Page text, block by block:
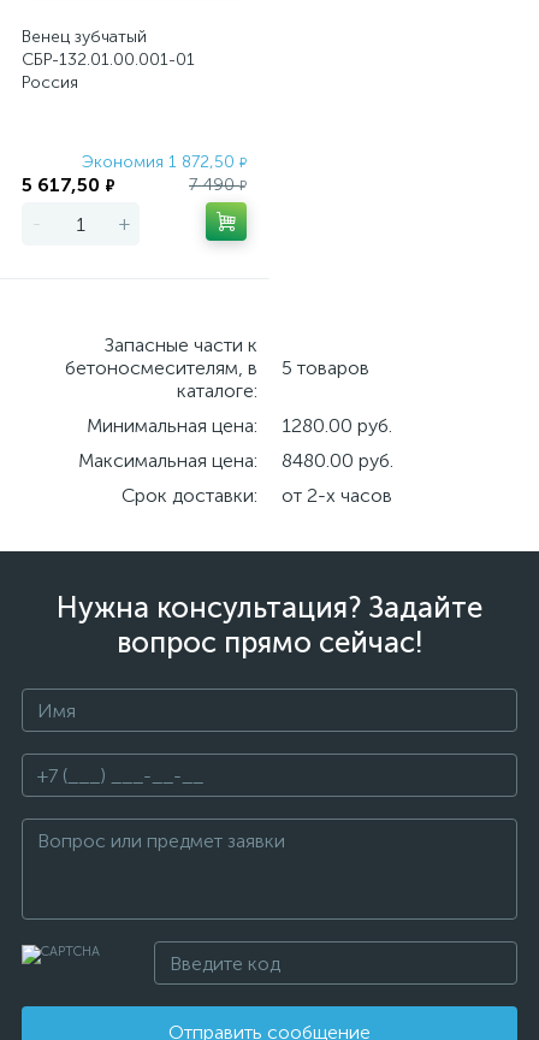
Венец зубчатый
СБР-132.01.00.001-01
Россия
Экономия 1 872,50 ₽
5 617,50 ₽ 7 490₽
- +
Запасные части к
бетоносмесителям, в
каталоге:
5 товаров
Минимальная цена:
1280.00 руб.
Максимальная цена:
8480.00 руб.
Срок доставки:
от 2-х часов
Нужна консультация? Задайте
вопрос прямо сейчас!
Отправить сообщение